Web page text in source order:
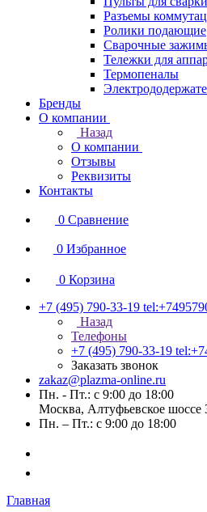
Разъемы
Ролики подающие
Сварочные
Тележки для
Термопеналы
Бренды
О компании
Назад
О компании
Отзывы
Реквизиты
Контакты
0 Сравнение
0 Избранное
0 Корзина
+7 (495) 790-33-19
Назад
Телефоны
+7 (495) 790-33-19
Заказать звонок
zakaz@plazma-online.ru
Пн. - Пт.: с 9:00 до 18:00
Москва, Алтуфьевское шоссе
Пн. – Пт.: с 9:00 до 18:00
Главная